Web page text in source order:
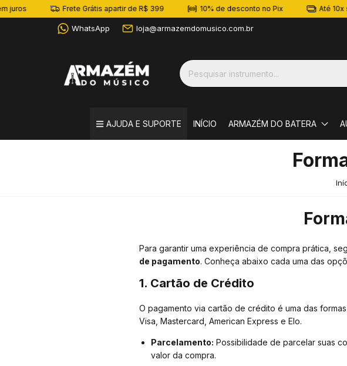
juros Frete Grátis apartir de R$ 399 10% de desconto no Pix Até 10x
WhatsApp loja@armazemdomusico.com.br
AJUDA E SUPORTE INÍCIO ARMAZÉM DO BATERA
Para garantir uma experiência de compra prática,
de pagamento. Conheça abaixo cada uma das
1. Cartão de Crédito
O pagamento via cartão de crédito é uma das
Visa, Mastercard, American Express e Elo.
Parcelamento: Possibilidade de parcelar suas
valor da compra.